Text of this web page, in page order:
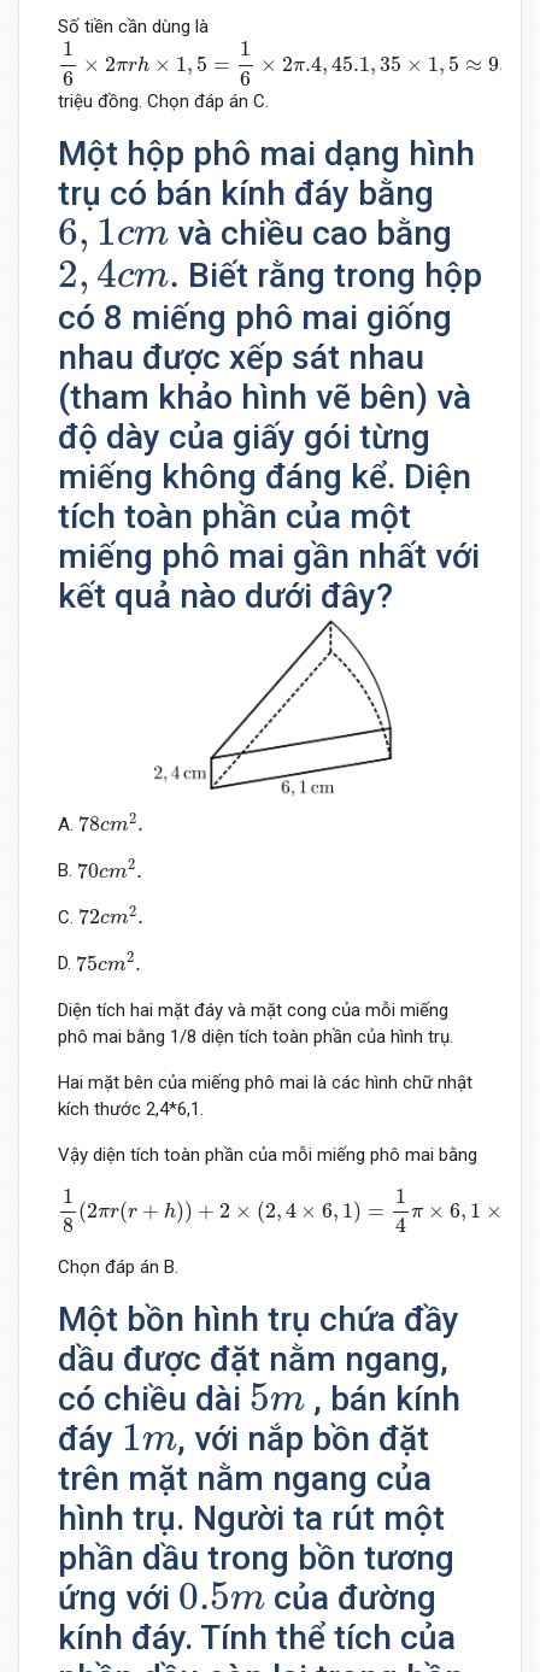
Số tiền cần dùng là
1
6
× 2πrh × 1, 5 =
1
6
× 2π.4,45.1,35 × 1, 5 ≈ 9,
16 ×2π rh× 1,5= 16 π
triệu đồng. Chọn đáp án C.
Một hộp phô mai dạng hình
trụ có bán kính đáy bằng
6, 1cm
6,1cmvà chiều cao bằng
2, 4cm.
2, 4cm Biết rằng trong hộp
có 8 miếng phô mai giống
nhau được xếp sát nhau
(tham khảo hình vẽ bên) và
độ dày của giấy gói từng
miếng không đáng kể. Diện
tích toàn phần của một
miếng phô mai gần nhất với
kết quả nào dưới đây?
A. 78cm2.
78 m2
B. 70cm2.
70 m2
C. 72cm2.
72 m2
D. 75cm2.
75 m2
Diện tích hai mặt đáy và mặt cong của mỗi miếng
phô mai bằng 1/8 diện tích toàn phần của hình trụ.
Hai mặt bên của miếng phô mai là các hình chữ nhật
kích thước 2,4*6,1.
Vậy diện tích toàn phần của mỗi miếng phô mai bằng
1
8
(2πr(r + h)) + 2 × (2,4 × 6, 1) =
1
4
π × 6, 1 ×
1 (2
Chọn đáp án B.
Một bồn hình trụ chứa đầy
dầu được đặt nằm ngang,
có chiều dài 5m
5m , bán kính
đáy 1m
1m, với nắp bồn đặt
trên mặt nằm ngang của
hình trụ. Người ta rút một
phần dầu trong bồn tương
ứng với 0.5m
0.5mcủa đường
kính đáy. Tính thể tích của